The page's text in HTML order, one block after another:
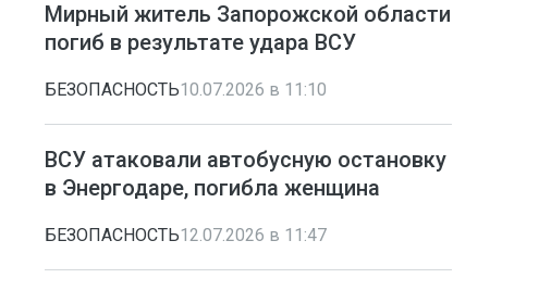
Мирный житель Запорожской области
погиб в результате удара ВСУ
БЕЗОПАСНОСТЬ10.07.2026 в 11:10
ВСУ атаковали автобусную остановку
в Энергодаре, погибла женщина
БЕЗОПАСНОСТЬ12.07.2026 в 11:47